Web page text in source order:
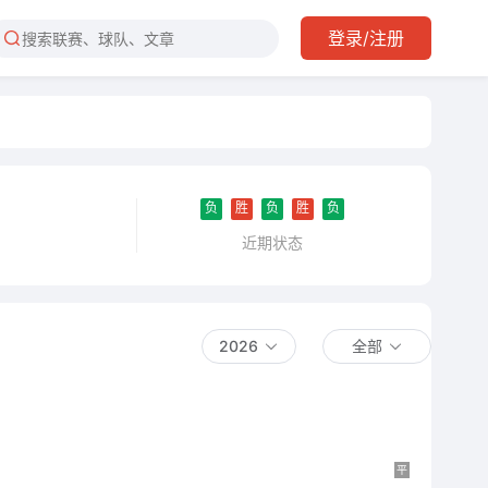
登录/注册
负 胜 负 胜 负
近期状态
2026 全部
平